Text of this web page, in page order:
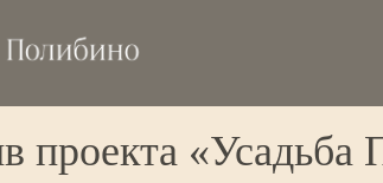
проекта «Усадьба